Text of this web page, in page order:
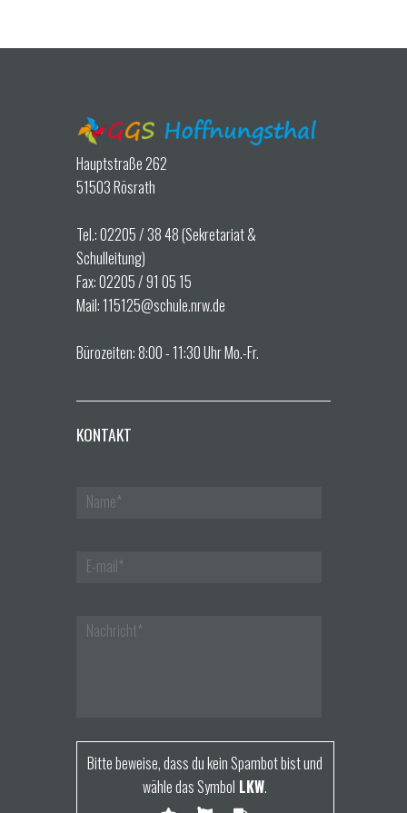
Hauptstraße 262
51503 Rösrath
Tel.: 02205 / 38 48 (Sekretariat &
Schulleitung)
Fax: 02205 / 91 05 15
Mail: 115125@schule.nrw.de
Bürozeiten: 8:00 - 11:30 Uhr Mo.-Fr.
KONTAKT
Bitte beweise, dass du kein Spambot bist und
wähle das Symbol LKW.